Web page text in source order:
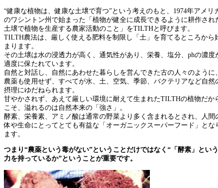
“健康な植物は、健康な土壌で育つ”という考えのもと、1974年アメリ
のワシントン州で始まった「植物が健全に成長できるように耕作され
土壌で植物を生産する農家活動のこと」をTILTHと呼びます。
TILTH農法は、厳しく使える肥料を制限し「土」を育てるところから
まります。
その土壌は水の浸透力が高く、通気性があり、栄養、塩分、phの濃度
適度に保たれています。
自然と対話し、自然にあわせた暮らしを営んできた古の人々のように
農薬も使用せず、すべてが水、土、空気、季節、バクテリアなど自然
摂理にゆだねられます。
甘やかされず、あえて厳しい環境に耐えて生まれたTILTHの植物だか
こそ、溢れるのは自然本来の「強さ」。
酵素、栄養素、アミノ酸は通常の野菜より多く含まれるとされ、人間
体や生命にとってとても有益な「オーガニックスーパーフード」とな
ます。
つまり“農薬という毒がない”ということだけではなく“「酵素」という
力を持っているか”ということが重要です。